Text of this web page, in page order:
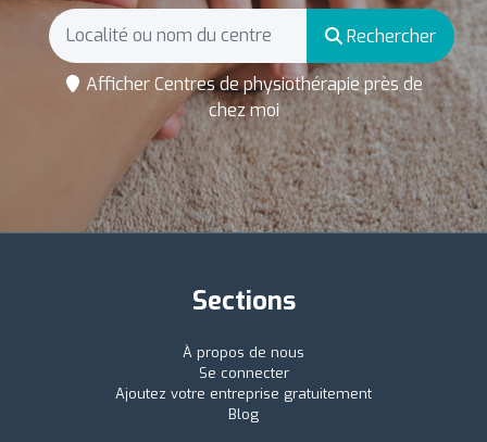
Rechercher
Afficher Centres de physiothérapie près de
chez moi
Sections
À propos de nous
Se connecter
Ajoutez votre entreprise gratuitement
Blog